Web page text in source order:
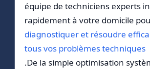
équipe de techniciens experts
rapidement à votre domicile
diagnostiquer et résoudre
tous vos problèmes techniques
.De la simple optimisation